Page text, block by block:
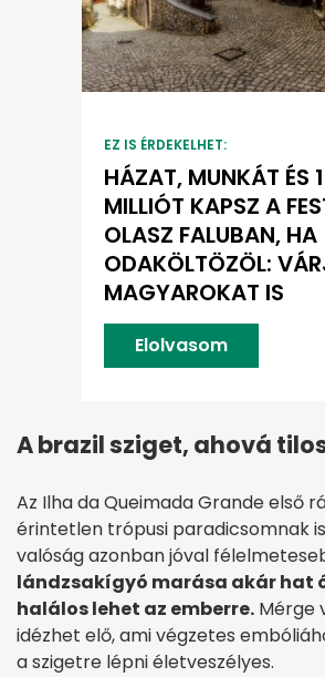
EZ IS ÉRDEKELHET:
HÁZAT, MUNKÁT ÉS
MILLIÓT KAPSZ A
OLASZ FALUBAN, HA
ODAKÖLTÖZÖL:
MAGYAROKAT IS
Elolvasom
A brazil sziget, ahová
Az Ilha da Queimada Grande első
érintetlen trópusi paradicsomnak
valóság azonban jóval
lándzsakígyó marása akár hat
halálos lehet az emberre. Mérge
idézhet elő, ami végzetes
a szigetre lépni életveszélyes.